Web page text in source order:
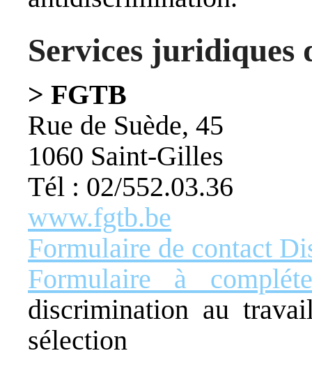
Services juridiques
> FGTB
Rue de Suède, 45
1060 Saint-Gilles
Tél : 02/552.03.36
www.fgtb.be
Formulaire de contact
Formulaire à
discrimination au
sélection